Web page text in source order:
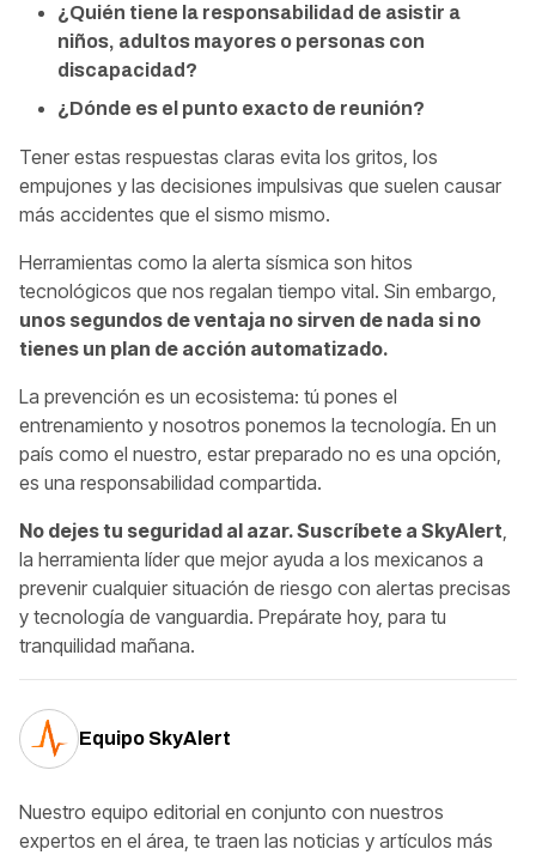
¿Quién tiene la responsabilidad de asistir a
niños, adultos mayores o personas con
discapacidad?
¿Dónde es el punto exacto de reunión?
Tener estas respuestas claras evita los gritos, los
empujones y las decisiones impulsivas que suelen causar
más accidentes que el sismo mismo.
Herramientas como la alerta sísmica son hitos
tecnológicos que nos regalan tiempo vital. Sin embargo,
unos segundos de ventaja no sirven de nada si no
tienes un plan de acción automatizado.
La prevención es un ecosistema: tú pones el
entrenamiento y nosotros ponemos la tecnología. En un
país como el nuestro, estar preparado no es una opción,
es una responsabilidad compartida.
No dejes tu seguridad al azar. Suscríbete a SkyAlert
la herramienta líder que mejor ayuda a los mexicanos a
prevenir cualquier situación de riesgo con alertas precisas
y tecnología de vanguardia. Prepárate hoy, para tu
tranquilidad mañana.
Equipo SkyAlert
Nuestro equipo editorial en conjunto con nuestros
expertos en el área, te traen las noticias y artículos más